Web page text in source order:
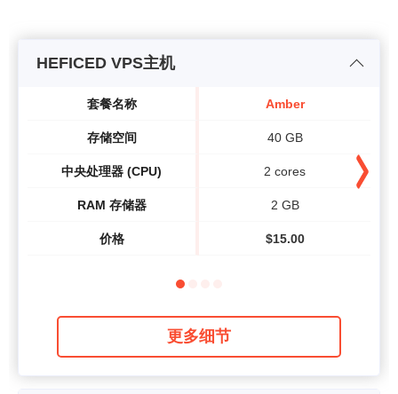
HEFICED VPS主机
套餐名称
存储空间
中央处理器 (CPU)
RAM 存储器
价格
Amber
40 GB
2 cores
2 GB
$15.00
更多细节